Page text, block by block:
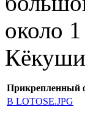
около
Прикрепленный
В LOTOSE.JPG